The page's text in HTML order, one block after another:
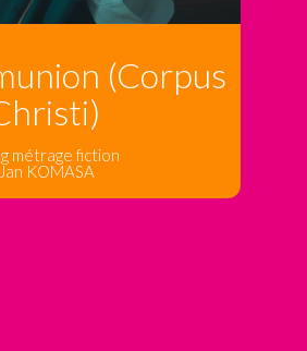
(Corpus
métrage fiction
Jan KOMASA